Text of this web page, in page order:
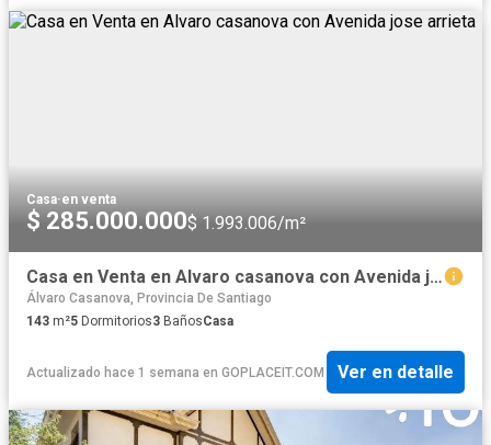
Casa·en venta
$ 285.000.000$ 1.993.006/m²
Casa en Venta en Alvaro casanova con Avenida jose arrieta
Álvaro Casanova, Provincia De Santiago
143 m²5 Dormitorios3 BañosCasa
Actualizado hace 1 semana en GOPLACEIT.COM Ver en detalle